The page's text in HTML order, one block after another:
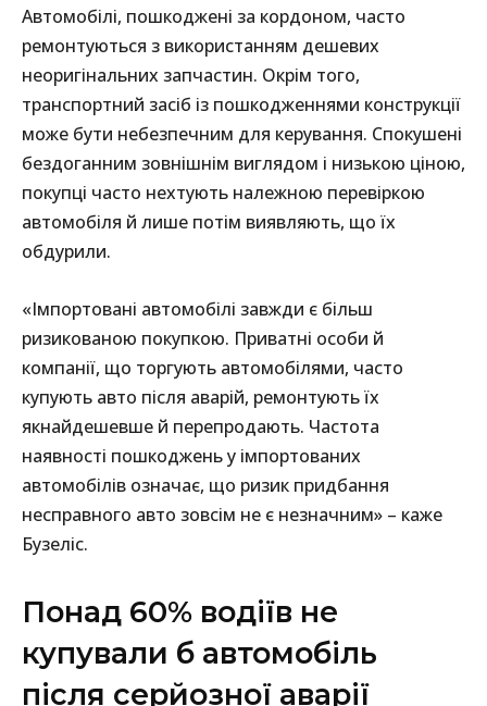
Автомобілі, пошкоджені за кордоном, часто
ремонтуються з використанням дешевих
неоригінальних запчастин. Окрім того,
транспортний засіб із пошкодженнями конструкції
може бути небезпечним для керування. Спокушені
бездоганним зовнішнім виглядом і низькою ціною,
покупці часто нехтують належною перевіркою
автомобіля й лише потім виявляють, що їх
обдурили.
«Імпортовані автомобілі завжди є більш
ризикованою покупкою. Приватні особи й
компанії, що торгують автомобілями, часто
купують авто після аварій, ремонтують їх
якнайдешевше й перепродають. Частота
наявності пошкоджень у імпортованих
автомобілів означає, що ризик придбання
несправного авто зовсім не є незначним» – каже
Бузеліс.
Понад 60% водіїв не
купували б автомобіль
після серйозної аварії